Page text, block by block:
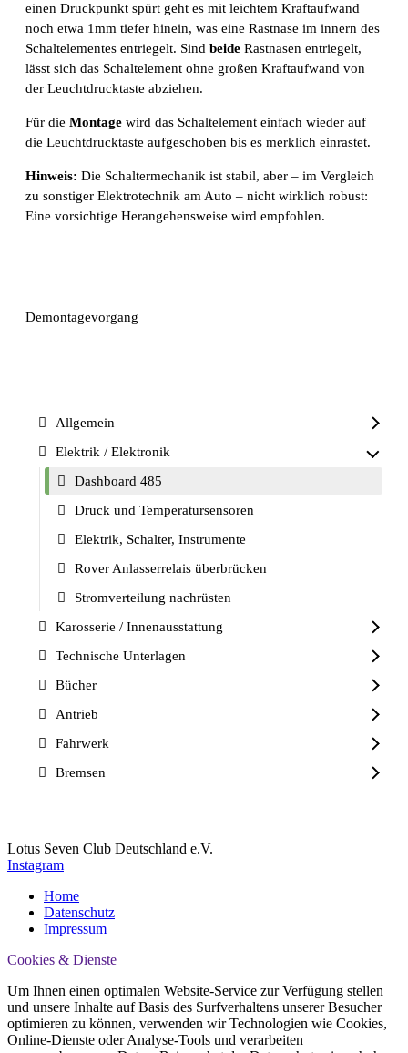
einen Druckpunkt spürt geht es mit leichtem Kraftaufwand
noch etwa 1mm tiefer hinein, was eine Rastnase im innern des
Schaltelementes entriegelt. Sind beide Rastnasen entriegelt,
lässt sich das Schaltelement ohne großen Kraftaufwand von
der Leuchtdrucktaste abziehen.
Für die Montage wird das Schaltelement einfach wieder auf
die Leuchtdrucktaste aufgeschoben bis es merklich einrastet.
Hinweis: Die Schaltermechanik ist stabil, aber – im Vergleich
zu sonstiger Elektrotechnik am Auto – nicht wirklich robust:
Eine vorsichtige Herangehensweise wird empfohlen.
Demontagevorgang
Allgemein
Elektrik / Elektronik
Dashboard 485
Druck und Temperatursensoren
Elektrik, Schalter, Instrumente
Rover Anlasserrelais überbrücken
Stromverteilung nachrüsten
Karosserie / Innenausstattung
Technische Unterlagen
Bücher
Antrieb
Fahrwerk
Bremsen
Lotus Seven Club Deutschland e.V.
Instagram
Home
Datenschutz
Impressum
Cookies & Dienste
Um Ihnen einen optimalen Website-Service zur Verfügung stellen
und unsere Inhalte auf Basis des Surfverhaltens unserer Besucher
optimieren zu können, verwenden wir Technologien wie Cookies,
Online-Dienste oder Analyse-Tools und verarbeiten